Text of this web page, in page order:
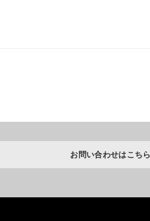
お問い合わせはこちら